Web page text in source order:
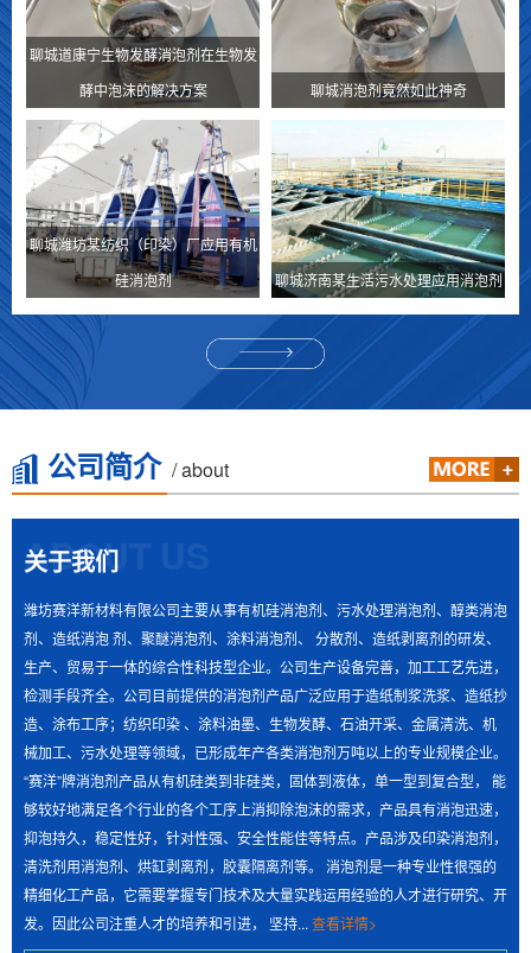
聊城道康宁生物发酵消泡剂在生物发
酵中泡沫的解决方案
聊城消泡剂竟然如此神奇
聊城潍坊某纺织（印染）厂应用有机
硅消泡剂
聊城济南某生活污水处理应用消泡剂
公司简介 / about
ABOUT US
关于我们
潍坊赛洋新材料有限公司主要从事有机硅消泡剂、污水处理消泡剂、醇类消泡
剂、造纸消泡 剂、聚醚消泡剂、涂料消泡剂、 分散剂、造纸剥离剂的研发、
生产、贸易于一体的综合性科技型企业。公司生产设备完善，加工工艺先进，
检测手段齐全。公司目前提供的消泡剂产品广泛应用于造纸制浆洗浆、造纸抄
造、涂布工序；纺织印染 、涂料油墨、生物发酵、石油开采、金属清洗、机
械加工、污水处理等领域，已形成年产各类消泡剂万吨以上的专业规模企业。
“赛洋”牌消泡剂产品从有机硅类到非硅类，固体到液体，单一型到复合型， 能
够较好地满足各个行业的各个工序上消抑除泡沫的需求，产品具有消泡迅速，
抑泡持久，稳定性好，针对性强、安全性能佳等特点。产品涉及印染消泡剂，
清洗剂用消泡剂、烘缸剥离剂，胶囊隔离剂等。 消泡剂是一种专业性很强的
精细化工产品，它需要掌握专门技术及大量实践运用经验的人才进行研究、开
发。因此公司注重人才的培养和引进， 坚持... 查看详情>
> 废水消泡剂，快速消除生化池顽固泡沫，防止溢流与菌胶团破坏，提升污水处理效率与出水水质
废水消泡剂是污水处理关键辅料，能快速消除生化池
顽固泡沫，防止溢流与菌胶团破坏，提升处理效率及水
质。生化池泡沫源于化学、生......
> 切削液生产泡沫泛滥？隐形杀手无需慌，消泡剂力挽狂澜轻松搞定
切削液生产中，原料与工艺致使泡沫泛滥，严重危害